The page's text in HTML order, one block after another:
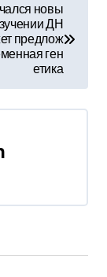
новы
ДН
предлож
ген
етика